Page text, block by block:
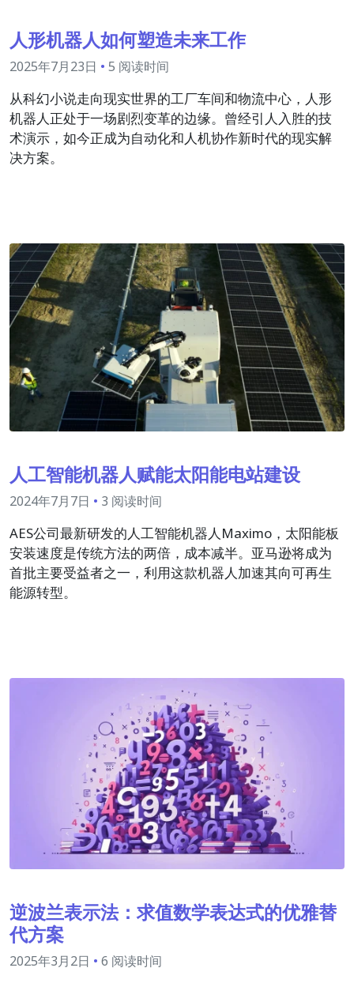
人形机器人如何塑造未来工作
2025年7月23日 • 5 阅读时间
从科幻小说走向现实世界的工厂车间和物流中心，人形
机器人正处于一场剧烈变革的边缘。曾经引人入胜的技
术演示，如今正成为自动化和人机协作新时代的现实解
决方案。
人工智能机器人赋能太阳能电站建设
2024年7月7日 • 3 阅读时间
AES公司最新研发的人工智能机器人Maximo，太阳能板
安装速度是传统方法的两倍，成本减半。亚马逊将成为
首批主要受益者之一，利用这款机器人加速其向可再生
能源转型。
逆波兰表示法：求值数学表达式的优雅替
代方案
2025年3月2日 • 6 阅读时间